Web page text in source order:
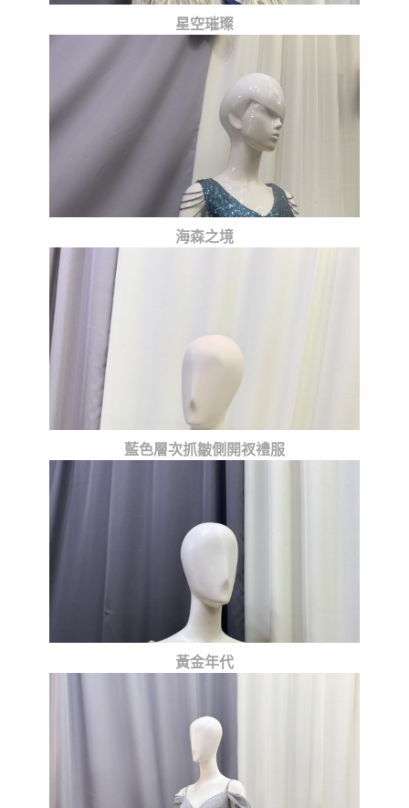
星空璀璨
海森之境
藍色層次抓皺側開衩禮服
黃金年代